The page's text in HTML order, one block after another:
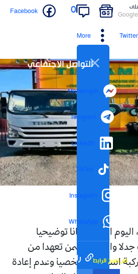
0
Facebook
Twitter
More
التواصل الاجتماعي
Messenger
Telegram
LinkedIn
TikTok
Instagram
WhatsApp
رابط مختصر تم نسخ الرابط
الإثنين، بيانا توضيحيا
واسعا، تتضمن تعهدا من
استعمالا شخصيا وعدم إعادة